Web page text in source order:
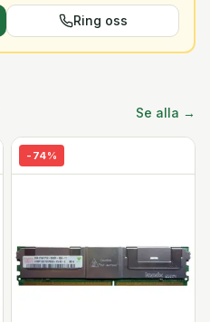
Ring oss
Se alla →
- 74%